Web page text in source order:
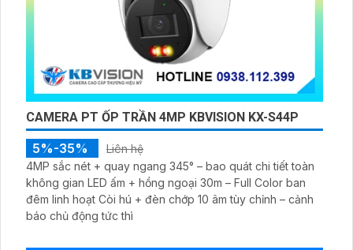
CAMERA PT ỐP TRẦN 4MP KBVISION KX-S44P
5%-35%
Liên hệ
4MP sắc nét + quay ngang 345° – bao quát chi tiết toàn
không gian LED ấm + hồng ngoại 30m – Full Color ban
đêm linh hoạt Còi hú + đèn chớp 10 âm tùy chỉnh – cảnh
báo chủ động tức thì